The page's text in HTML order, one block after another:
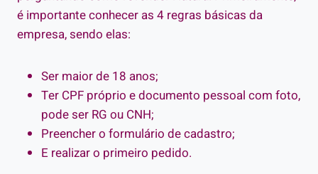
é importante conhecer as 4 regras básicas da
empresa, sendo elas:
Ser maior de 18 anos;
Ter CPF próprio e documento pessoal com foto,
pode ser RG ou CNH;
Preencher o formulário de cadastro;
E realizar o primeiro pedido.